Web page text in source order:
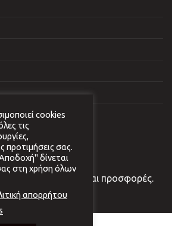
μας για νέα και προσφορές.
cookies
τις
προτιμήσεις σας.
δίνεται
στη χρήση όλων
απορρήτου